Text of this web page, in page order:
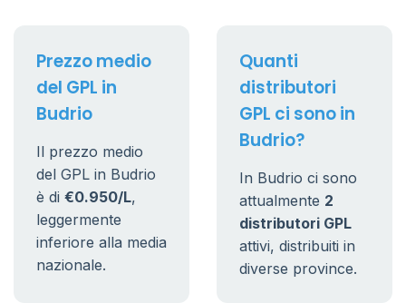
Prezzo medio
del GPL in
Budrio
Il prezzo medio
del GPL in Budrio
è di €0.950/L,
leggermente
inferiore alla media
nazionale.
Quanti
distributori
GPL ci sono in
Budrio?
In Budrio ci sono
attualmente 2
distributori GPL
attivi, distribuiti in
diverse province.